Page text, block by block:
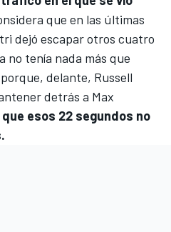
que en las últimas
dejó escapar otros cuatro
no tenía nada más que
delante, Russell
detrás a Max
esos 22 segundos no